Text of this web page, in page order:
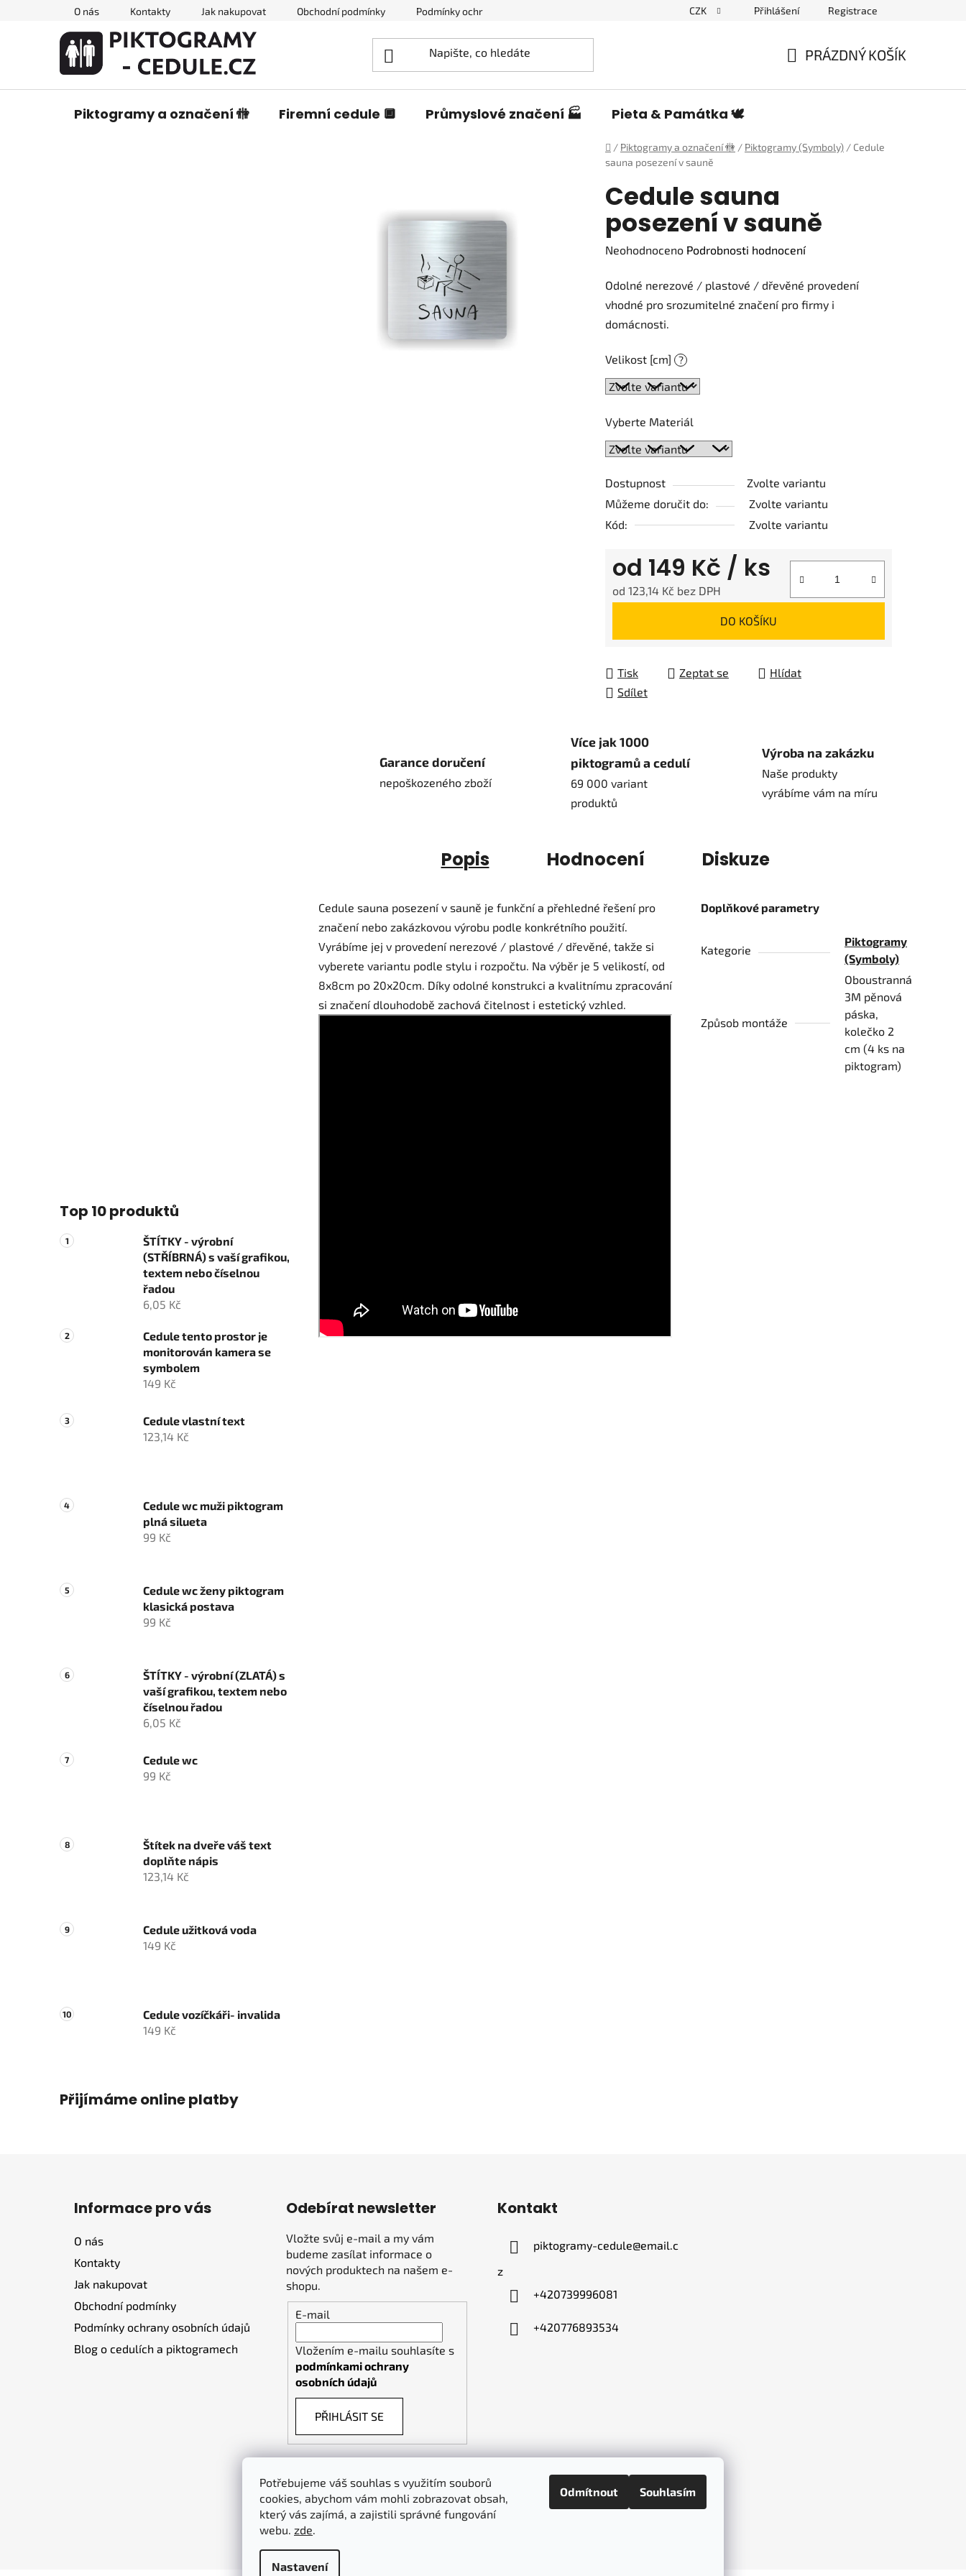
Potřebujeme váš souhlas s využitím souborů
cookies, abychom vám mohli zobrazovat obsah,
který vás zajímá, a zajistili správné fungování
webu. zde.
Nastavení
Odmítnout Souhlasím
O nás Kontakty Jak nakupovat Obchodní podmínky Podmínky ochrany osobních údajů Blog o cedulích a piktogramech
CZK Přihlášení Registrace
PRÁZDNÝ KOŠÍK
Piktogramy a označení 🚻 Firemní cedule 🔲 Průmyslové značení 🏭 Pieta & Památka 🕊️
Domů
/ Piktogramy a označení 🚻 / Piktogramy (Symboly) / Cedule
sauna posezení v sauně
Top 10 produktů
ŠTÍTKY - výrobní
(STŘÍBRNÁ) s vaší grafikou,
textem nebo číselnou
řadou
6,05 Kč
Cedule tento prostor je
monitorován kamera se
symbolem
149 Kč
Cedule vlastní text
123,14 Kč
Cedule wc muži piktogram
plná silueta
99 Kč
Cedule wc ženy piktogram
klasická postava
99 Kč
ŠTÍTKY - výrobní (ZLATÁ) s
vaší grafikou, textem nebo
číselnou řadou
6,05 Kč
Cedule wc
99 Kč
Štítek na dveře váš text
doplňte nápis
123,14 Kč
Cedule užitková voda
149 Kč
Cedule vozíčkáři- invalida
149 Kč
Přijímáme online platby
Cedule sauna
posezení v sauně
Průměrné
produktu
je
0,0
5
hvězdiček.
Neohodnoceno Podrobnosti hodnocení
Odolné nerezové / plastové / dřevěné provedení
vhodné pro srozumitelné značení pro firmy i
domácnosti.
Velikost [cm] ?
Vyberte Materiál
Dostupnost
Zvolte variantu
Můžeme doručit do:
Zvolte variantu
Kód:
Zvolte variantu
od 149 Kč / ks
od 123,14 Kč bez DPH
DO KOŠÍKU
Tisk Zeptat se
Hlídat
Sdílet
Garance doručení
nepoškozeného zboží
Více jak 1000
piktogramů a cedulí
69 000 variant
produktů
Výroba na zakázku
Naše produkty
vyrábíme vám na míru
Popis Hodnocení Diskuze
Cedule sauna posezení v sauně je funkční a přehledné řešení pro
značení nebo zakázkovou výrobu podle konkrétního použití.
Vyrábíme jej v provedení nerezové / plastové / dřevěné, takže si
vyberete variantu podle stylu i rozpočtu. Na výběr je 5 velikostí, od
8x8cm po 20x20cm. Díky odolné konstrukci a kvalitnímu zpracování
si značení dlouhodobě zachová čitelnost i estetický vzhled.
Doplňkové parametry
Kategorie
Piktogramy
(Symboly)
Způsob montáže
Oboustranná
3M pěnová
páska,
kolečko 2
cm (4 ks na
piktogram)
Informace pro vás
O nás
Kontakty
Jak nakupovat
Obchodní podmínky
Podmínky ochrany osobních údajů
Blog o cedulích a piktogramech
Odebírat newsletter
Vložte svůj e-mail a my vám
budeme zasílat informace o
nových produktech na našem e-
shopu.
E-mail
Vložením e-mailu souhlasíte s
podmínkami ochrany
osobních údajů
PŘIHLÁSIT SE
Kontakt
piktogramy-cedule@email.c
z
+420739996081
+420776893534
piktogramy-cedule.cz denex.cz